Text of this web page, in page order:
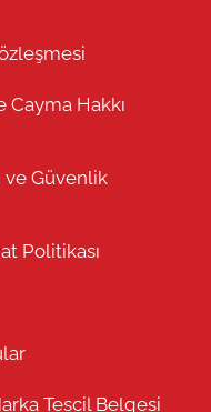
Cayma Hakkı
ve Güvenlik
Politikası
Tescil Belgesi